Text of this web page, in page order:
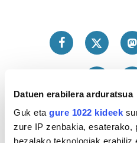
Datuen erabilera arduratsua
Guk eta gure 1022 kideek
zure IP zenbakia, esaterako,
bezalako teknologiak erabiliz